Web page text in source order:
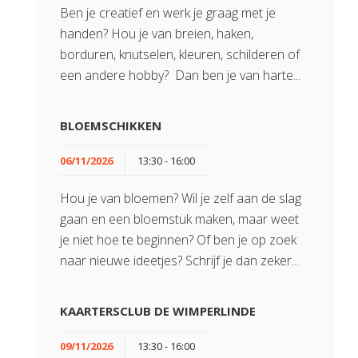
Ben je creatief en werk je graag met je
handen? Hou je van breien, haken,
borduren, knutselen, kleuren, schilderen of
een andere hobby? Dan ben je van harte...
BLOEMSCHIKKEN
06/11/2026 13:30 - 16:00
Hou je van bloemen? Wil je zelf aan de slag
gaan en een bloemstuk maken, maar weet
je niet hoe te beginnen? Of ben je op zoek
naar nieuwe ideetjes? Schrijf je dan zeker...
KAARTERSCLUB DE WIMPERLINDE
09/11/2026 13:30 - 16:00